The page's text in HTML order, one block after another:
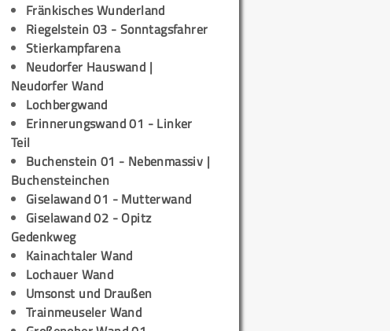
Fränkisches Wunderland
Riegelstein 03 - Sonntagsfahrer
Stierkampfarena
Neudorfer Hauswand |
Neudorfer Wand
Lochbergwand
Erinnerungswand 01 - Linker
Teil
Buchenstein 01 - Nebenmassiv |
Buchensteinchen
Giselawand 01 - Mutterwand
Giselawand 02 - Opitz
Gedenkweg
Kainachtaler Wand
Lochauer Wand
Umsonst und Draußen
Trainmeuseler Wand